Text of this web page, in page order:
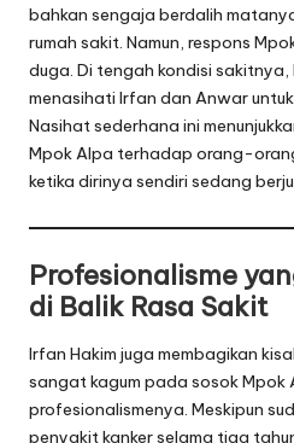
bahkan sengaja berdalih
rumah sakit. Namun, respons
duga. Di tengah kondisi sakitnya,
menasihati Irfan dan Anwar
Nasihat sederhana ini
Mpok Alpa terhadap orang-
ketika dirinya sendiri sedang
Profesionalisme
di Balik Rasa Sakit
Irfan Hakim juga membagikan
sangat kagum pada sosok
profesionalismenya. Meskipun
penyakit kanker selama tiga